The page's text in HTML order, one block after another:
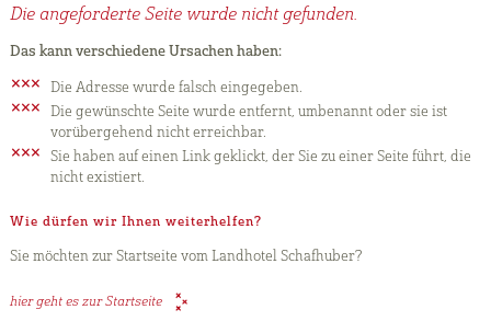
Die angeforderte Seite wurde nicht gefunden.
Das kann verschiedene Ursachen haben:
Die Adresse wurde falsch eingegeben.
Die gewünschte Seite wurde entfernt, umbenannt oder sie ist
vorübergehend nicht erreichbar.
Sie haben auf einen Link geklickt, der Sie zu einer Seite führt, die
nicht existiert.
Wie dürfen wir Ihnen weiterhelfen?
Sie möchten zur Startseite vom Landhotel Schafhuber?
hier geht es zur Startseite